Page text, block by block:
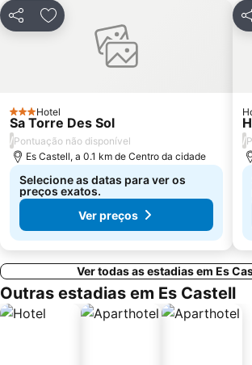
PartilharAdicionar aos favoritos
3 Estrelas
Hotel
Sa Torre Des Sol
/Pontuação não disponível
Es Castell, a 0.1 km de Centro da cidade
Selecione as datas para ver os
preços exatos.
Ver preços
/
Ver todas as estadias em Es
Outras estadias em Es Castell